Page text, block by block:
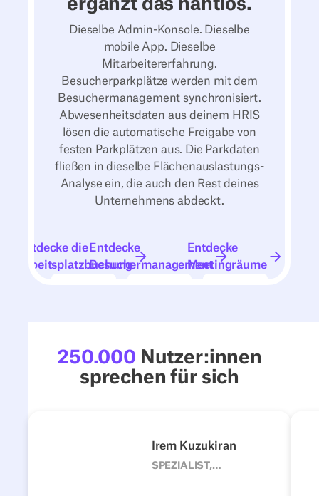
ergänzt das nahtlos.
Dieselbe Admin-Konsole. Dieselbe
mobile App. Dieselbe
Mitarbeitererfahrung.
Besucherparkplätze werden mit dem
Besuchermanagement synchronisiert.
Abwesenheitsdaten aus deinem HRIS
lösen die automatische Freigabe von
festen Parkplätzen aus. Die Parkdaten
fließen in dieselbe Flächenauslastungs-
Analyse ein, die auch den Rest deines
Unternehmens abdeckt.
Entdecke die Arbeitsplatzbuchung
Entdecke die
Arbeitsplatzbuchung
Entdecke Besuchermanagement
Entdecke
Besuchermanagement
Entdecke
Entdecke
Meetingräume
250.000 Nutzer:innen
sprechen für sich
Irem Kuzukiran
SPEZIALIST,
VorherigeNächste